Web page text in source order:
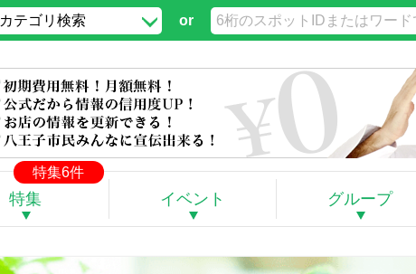
カテゴリ検索 or
特集6件
特集 イベント グループ